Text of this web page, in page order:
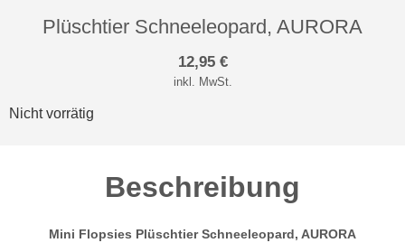
Plüschtier Schneeleopard, AURORA
12,95 €
inkl. MwSt.
Nicht vorrätig
Beschreibung
Mini Flopsies Plüschtier Schneeleopard, AURORA